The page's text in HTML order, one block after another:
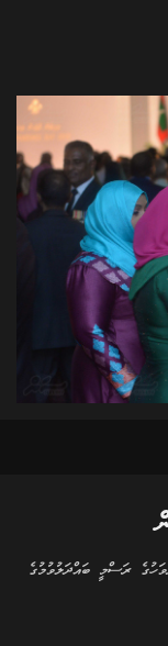
53 ވަނަ މިނިވަންދުވަހުގެ ރަސްމީ ބައްދަލުވުމުގެ